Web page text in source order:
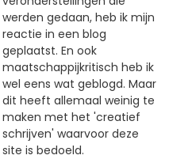
werden gedaan, heb ik mijn
reactie in een blog
geplaatst. En ook
maatschappijkritisch heb ik
wel eens wat geblogd. Maar
dit heeft allemaal weinig te
maken met het 'creatief
schrijven' waarvoor deze
site is bedoeld.